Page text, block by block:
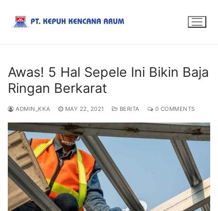
Awas! 5 Hal Sepele Ini Bikin Baja
Ringan Berkarat
ADMIN_KKA MAY 22, 2021 BERITA 0 COMMENTS